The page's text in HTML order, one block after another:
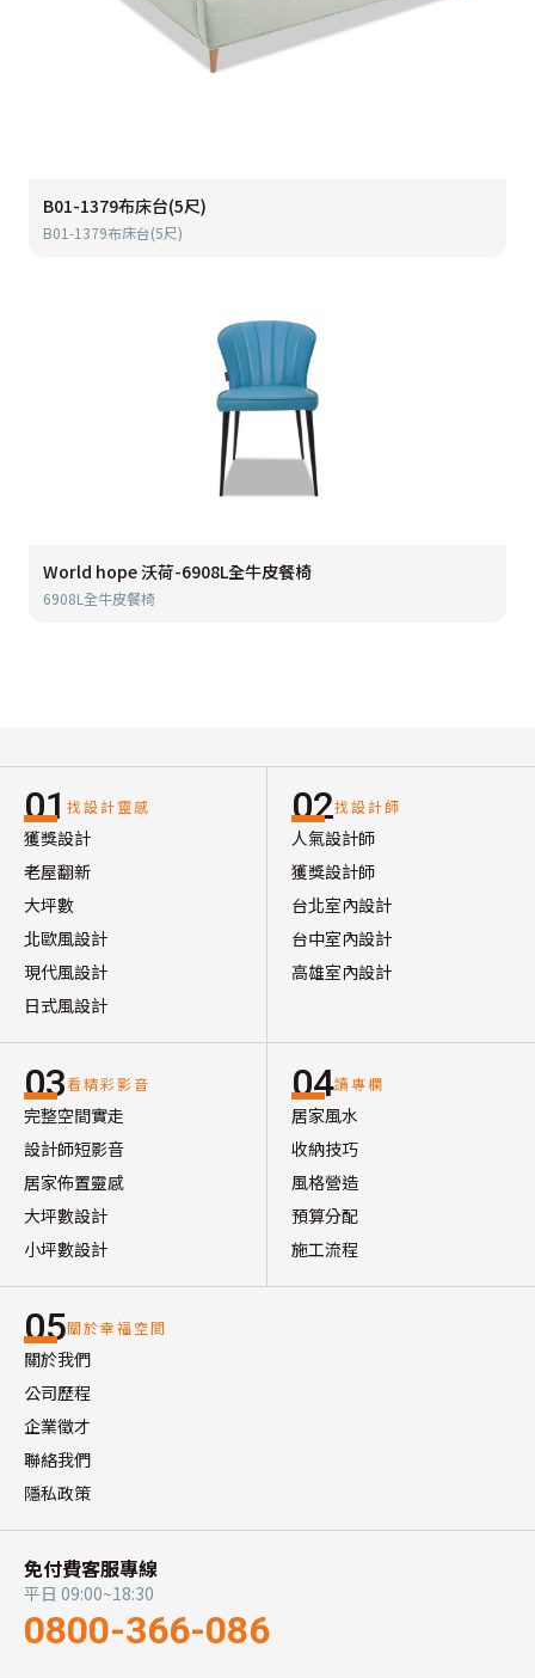
B01-1379布床台(5尺)
B01-1379布床台(5尺)
World hope 沃荷-6908L全牛皮餐椅
6908L全牛皮餐椅
01 找設計靈感
獲獎設計
老屋翻新
大坪數
北歐風設計
現代風設計
日式風設計
02找設計師
人氣設計師
獲獎設計師
台北室內設計
台中室內設計
高雄室內設計
03看精彩影音
完整空間實走
設計師短影音
居家佈置靈感
大坪數設計
小坪數設計
04讀專欄
居家風水
收納技巧
風格營造
預算分配
施工流程
05關於幸福空間
關於我們
公司歷程
企業徵才
聯絡我們
隱私政策
免付費客服專線
平日 09:00~18:30
0800-366-086